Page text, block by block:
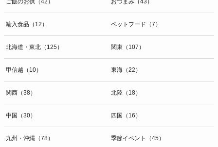
ご飯のお供（42） おつまみ（43）
輸入食品（12） ペットフード（7）
北海道・東北（125） 関東（107）
甲信越（10） 東海（22）
関西（38） 北陸（18）
中国（30） 四国（16）
九州・沖縄（78） 季節イベント（45）